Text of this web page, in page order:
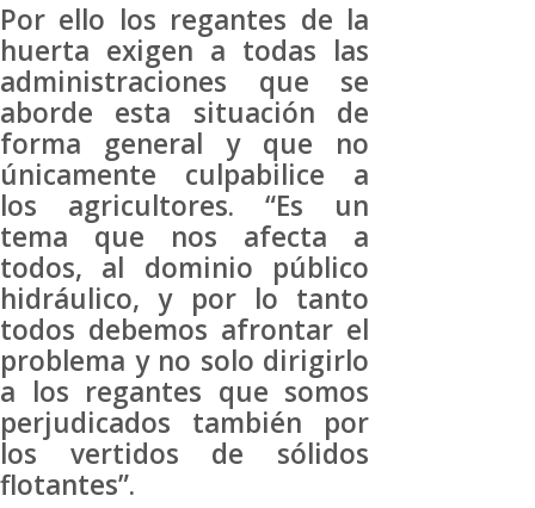
Por ello los regantes de la
huerta exigen a todas las
administraciones que se
aborde esta situación de
forma general y que no
únicamente culpabilice a
los agricultores. “Es un
tema que nos afecta a
todos, al dominio público
hidráulico, y por lo tanto
todos debemos afrontar el
problema y no solo dirigirlo
a los regantes que somos
perjudicados también por
los vertidos de sólidos
flotantes”.